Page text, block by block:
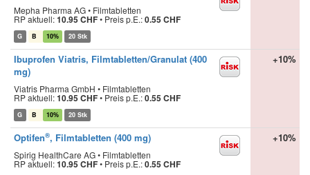
Mepha Pharma AG • Filmtabletten
RP aktuell:10.95 CHF• Preis p.E.:0.55 CHF
G B 10% 20 Stk
Ibuprofen Viatris, Filmtabletten/Granulat (400
mg)
Viatris Pharma GmbH • Filmtabletten
RP aktuell:10.95 CHF• Preis p.E.:0.55 CHF
G B 10% 20 Stk
+10%
Optifen®, Filmtabletten (400 mg)
Spirig HealthCare AG • Filmtabletten
RP aktuell:10.95 CHF• Preis p.E.:0.55 CHF
+10%